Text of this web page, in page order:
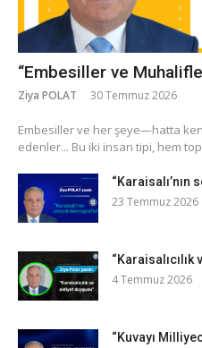
“Embesiller ve
Ziya POLAT 30 Temmuz 2026
​Embesiller ve her şeye—hatta
edenler... Bu iki insan tipi, hem
23 Temmuz 2026
4 Temmuz 2026
“Kuvayı